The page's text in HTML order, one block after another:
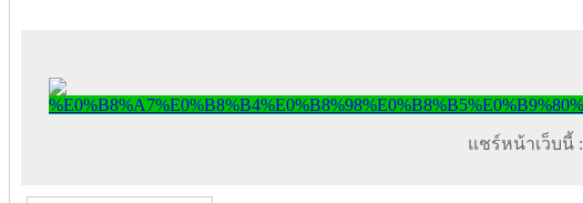
แชร์หน้าเว็บนี้ :